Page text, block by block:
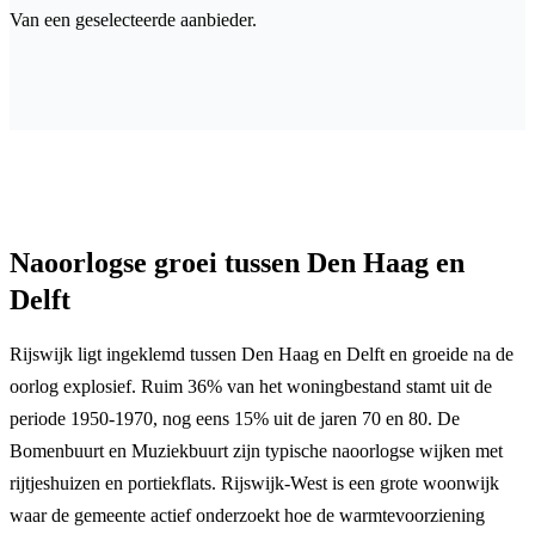
Van een geselecteerde aanbieder.
Naoorlogse groei tussen Den Haag en
Delft
Rijswijk ligt ingeklemd tussen Den Haag en Delft en groeide na de
oorlog explosief. Ruim 36% van het woningbestand stamt uit de
periode 1950-1970, nog eens 15% uit de jaren 70 en 80. De
Bomenbuurt en Muziekbuurt zijn typische naoorlogse wijken met
rijtjeshuizen en portiekflats. Rijswijk-West is een grote woonwijk
waar de gemeente actief onderzoekt hoe de warmtevoorziening